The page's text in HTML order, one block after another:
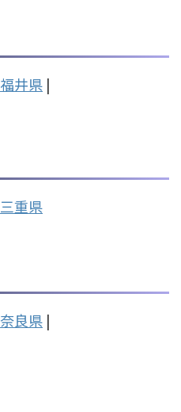
福井県 |
三重県
奈良県 |